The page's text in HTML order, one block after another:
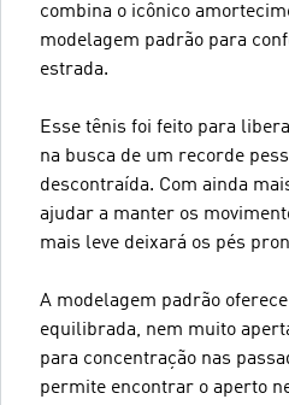
combina o icônico
modelagem padrão para
estrada.
Esse tênis foi feito para
na busca de um recorde
descontraída. Com ainda
ajudar a manter os
mais leve deixará os pés
A modelagem padrão
equilibrada, nem muito
para concentração nas
permite encontrar o aperto